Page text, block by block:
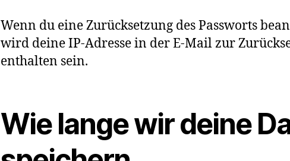
Wenn du eine Zurücksetzung des Passworts
wird deine IP-Adresse in der E-Mail zur
enthalten sein.
Wie lange wir deine